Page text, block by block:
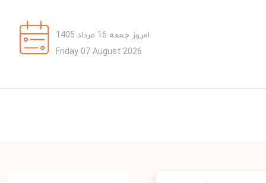
امروز جمعه 16 مرداد 1405
Friday 07 August 2026